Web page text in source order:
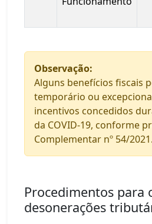
Observação:
Alguns benefícios fiscais
temporário ou
incentivos concedidos
da COVID-19, conforme
Complementar nº 54/2021.
Procedimentos para
desonerações